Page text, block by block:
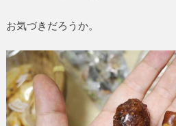
お気づきだろうか。